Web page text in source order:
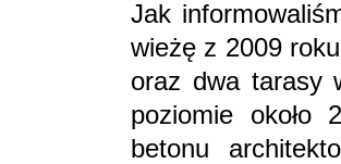
Jak
wieżę z 2009
oraz dwa tarasy
poziomie około
betonu